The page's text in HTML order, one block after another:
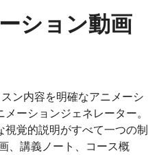
ション動画
ン内容を明確なアニメーシ
ーションジェネレーター。
覚的説明がすべて一つの制
、講義ノート、コース概